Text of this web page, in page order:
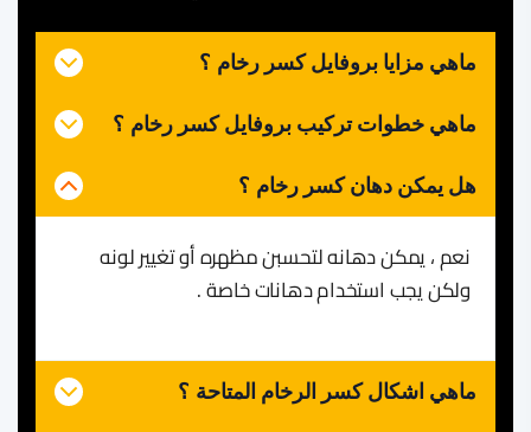
ماهي مزايا بروفايل كسر رخام ؟
ماهي خطوات تركيب بروفايل كسر رخام ؟
هل يمكن دهان كسر رخام ؟
نعم ، يمكن دهانه لتحسبن مظهره أو تغيير لونه
ولكن يجب استخدام دهانات خاصة .
ماهي اشكال كسر الرخام المتاحة ؟